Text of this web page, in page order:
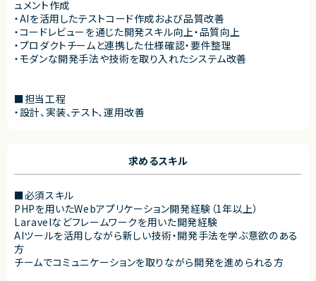
ュメント作成
・AIを活用したテストコード作成および品質改善
・コードレビューを通じた開発スキル向上・品質向上
・プロダクトチームと連携した仕様確認・要件整理
・モダンな開発手法や技術を取り入れたシステム改善
■担当工程
・設計、実装、テスト、運用改善
求めるスキル
■必須スキル
PHPを用いたWebアプリケーション開発経験（1年以上）
Laravelなどフレームワークを用いた開発経験
AIツールを活用しながら新しい技術・開発手法を学ぶ意欲のある
方
チームでコミュニケーションを取りながら開発を進められる方